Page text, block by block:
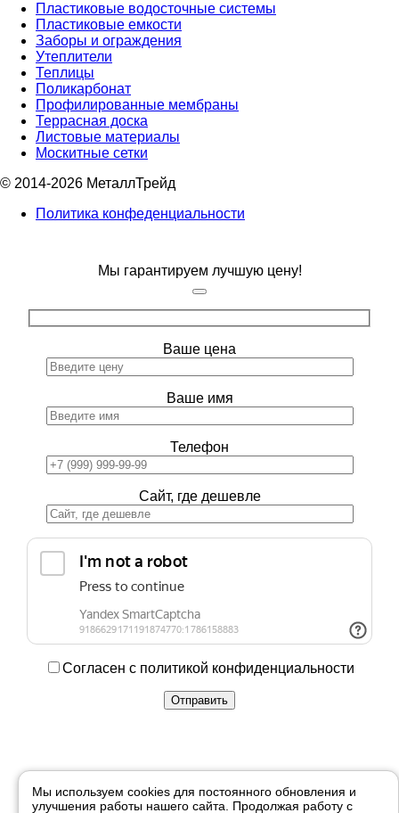
Пластиковые водосточные системы
Пластиковые емкости
Заборы и ограждения
Утеплители
Теплицы
Поликарбонат
Профилированные мембраны
Террасная доска
Листовые материалы
Москитные сетки
© 2014-2026 МеталлТрейд
Политика конфеденциальности
Мы гарантируем лучшую цену!
Ваше цена
Ваше имя
Телефон
Сайт, где дешевле
Согласен с политикой конфиденциальности
Купить в 1 клик
Мы используем cookies для постоянного обновления и
улучшения работы нашего сайта. Продолжая работу с